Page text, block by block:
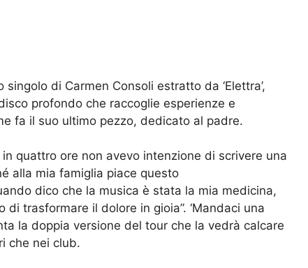
di Carmen Consoli estratto da ‘Elettra’,
profondo che raccoglie esperienze e
fa il suo ultimo pezzo, dedicato al padre.
quattro ore non avevo intenzione di scrivere una
alla mia famiglia piace questo
dico che la musica è stata la mia medicina,
trasformare il dolore in gioia”. ‘Mandaci una
la doppia versione del tour che la vedrà calcare
che nei club.